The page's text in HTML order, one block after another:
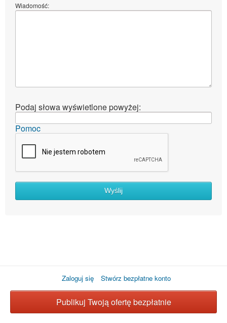
Wiadomość:
Podaj słowa wyświetlone powyżej:
Pomoc
Wyślij
Zaloguj się Stwórz bezpłatne konto
Publikuj Twoją ofertę bezpłatnie